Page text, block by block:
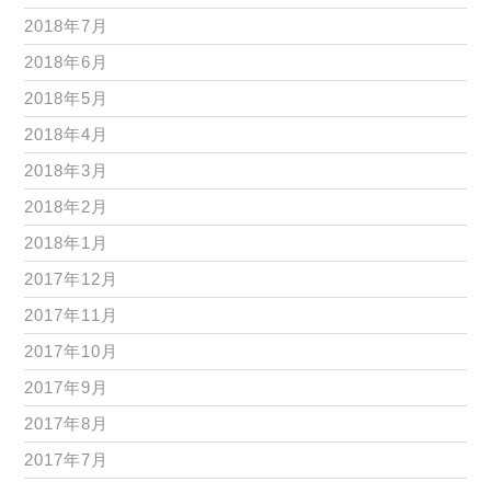
2018年7月
2018年6月
2018年5月
2018年4月
2018年3月
2018年2月
2018年1月
2017年12月
2017年11月
2017年10月
2017年9月
2017年8月
2017年7月